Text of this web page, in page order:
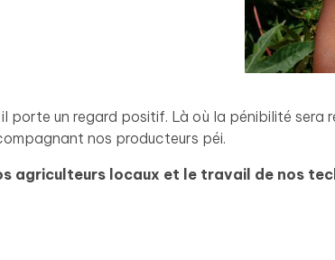
porte un regard positif. Là où la pénibilité
nos producteurs péi.
agriculteurs locaux et le travail de nos